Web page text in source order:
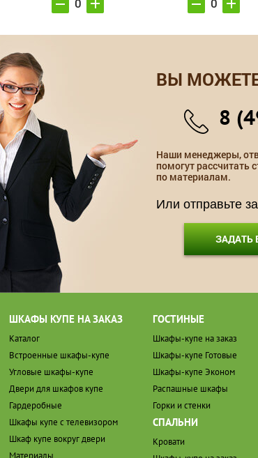
ВЫ
8
Наши менеджеры,
помогут рассчитать
по материалам.
Или отправьте
ЗАДАТЬ
ШКАФЫ КУПЕ НА ЗАКАЗ
Каталог
Встроенные шкафы-купе
Угловые шкафы-купе
Двери для шкафов купе
Гардеробные
Шкафы купе с телевизором
Шкаф купе вокруг двери
Материалы
ГОСТИНЫЕ
Шкафы-купе на заказ
Шкафы-купе Готовые
Шкафы-купе Эконом
Распашные шкафы
Горки и стенки
СПАЛЬНИ
Кровати